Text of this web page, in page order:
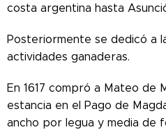
costa argentina hasta
Posteriormente se dedicó a
actividades ganaderas.
En 1617 compró a Mateo de
estancia en el Pago de
ancho por legua y media de